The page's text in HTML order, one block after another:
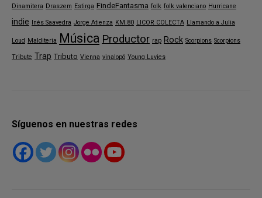
Dinamitera Draszem Estirga FindeFantasma folk folk valenciano Hurricane
indie Inés Saavedra Jorge Atienza KM.80 LICOR COLECTA Llamando a Julia
Loud Malditeria Música Productor rap Rock Scorpions Scorpions
Tribute Trap Tributo Vienna vinalopó Young Luvies
Síguenos en nuestras redes